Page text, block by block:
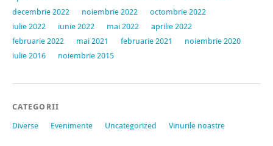
decembrie 2022
noiembrie 2022
octombrie 2022
iulie 2022
iunie 2022 mai 2022
aprilie 2022
februarie 2022
mai 2021 februarie 2021
noiembrie 2020
iulie 2016
noiembrie 2015
CATEGORII
Diverse Evenimente Uncategorized Vinurile noastre